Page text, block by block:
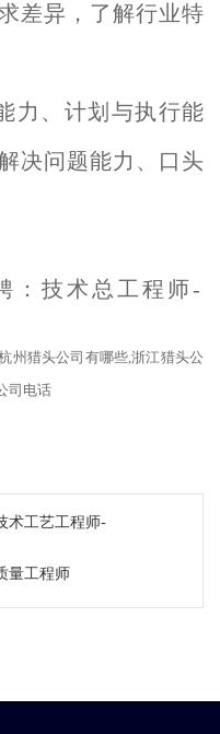
差异，了解行业特
力、计划与执行能
决问题能力、口头
州 猎头公司 有哪些,浙江猎头公
司电话
术工艺工程师-
量工程师